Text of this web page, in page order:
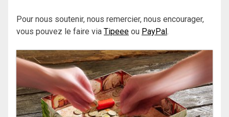
Pour nous soutenir, nous remercier, nous encourager,
vous pouvez le faire via Tipeee ou PayPal.